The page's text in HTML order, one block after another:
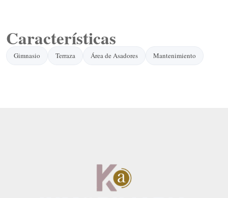
Características
Gimnasio Terraza Área de Asadores Mantenimiento